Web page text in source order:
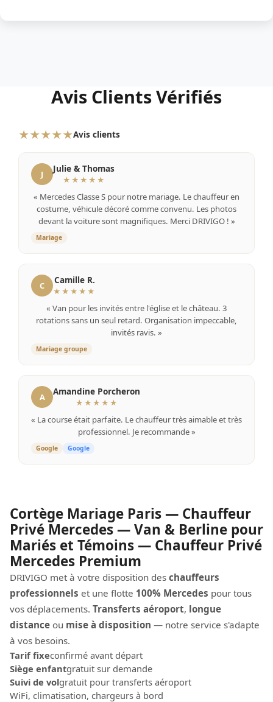
Avis Clients Vérifiés
★★★★★Avis clients
J Julie & Thomas
★★★★★
« Mercedes Classe S pour notre mariage. Le chauffeur en
costume, véhicule décoré comme convenu. Les photos
devant la voiture sont magnifiques. Merci DRIVIGO ! »
Mariage
C Camille R.
★★★★★
« Van pour les invités entre l'église et le château. 3
rotations sans un seul retard. Organisation impeccable,
invités ravis. »
Mariage groupe
A Amandine Porcheron
★★★★★
« La course était parfaite. Le chauffeur très aimable et très
professionnel. Je recommande »
Google Google
Cortège Mariage Paris — Chauffeur
Privé Mercedes — Van & Berline pour
Mariés et Témoins — Chauffeur Privé
Mercedes Premium
DRIVIGO met à votre disposition des chauffeurs
professionnels et une flotte 100% Mercedes pour tous
vos déplacements. Transferts aéroport, longue
distance ou mise à disposition — notre service s'adapte
à vos besoins.
Tarif fixeconfirmé avant départ
Siège enfantgratuit sur demande
Suivi de volgratuit pour transferts aéroport
WiFi, climatisation, chargeurs à bord